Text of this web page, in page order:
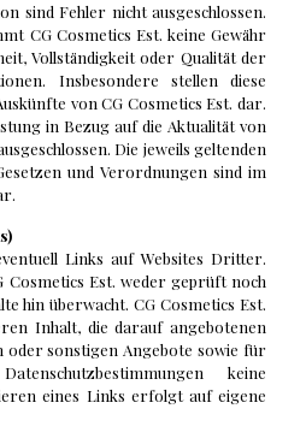
sind Fehler nicht ausgeschlossen.
CG Cosmetics Est. keine Gewähr
Vollständigkeit oder Qualität der
Insbesondere stellen diese
von CG Cosmetics Est. dar.
in Bezug auf die Aktualität von
Die jeweils geltenden
und Verordnungen sind im
Links auf Websites Dritter.
Cosmetics Est. weder geprüft noch
hin überwacht. CG Cosmetics Est.
Inhalt, die darauf angebotenen
oder sonstigen Angebote sowie für
keine
eines Links erfolgt auf eigene